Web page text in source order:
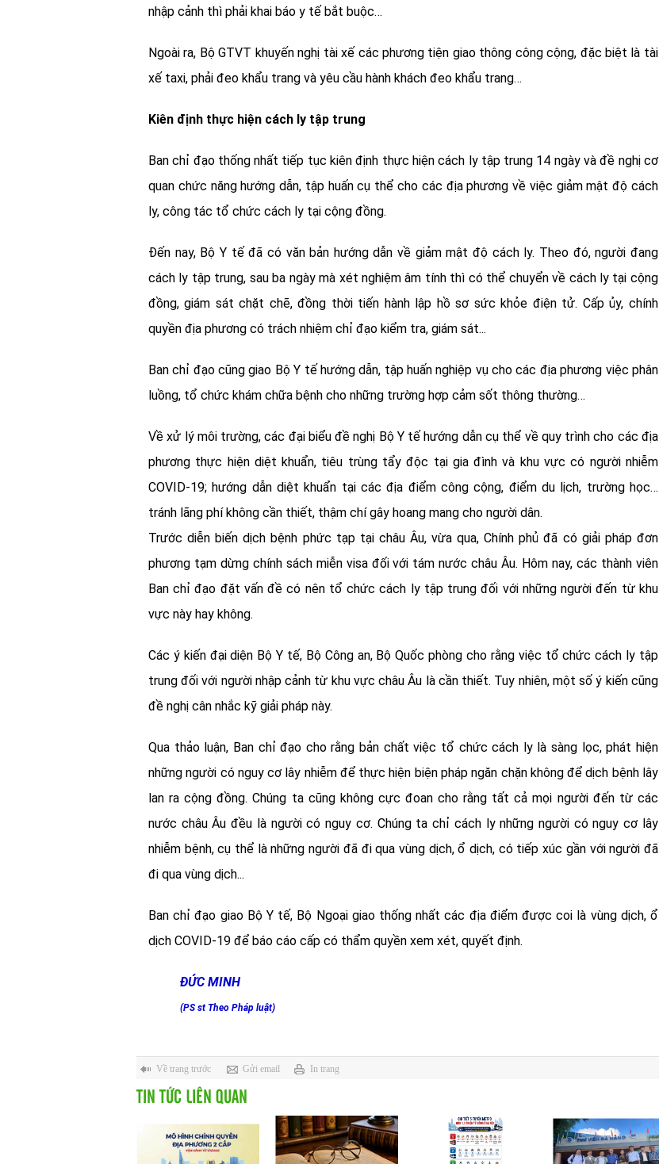
nhập cảnh thì phải khai báo y tế bắt buộc…
Ngoài ra, Bộ GTVT khuyến nghị tài xế các phương tiện giao thông công cộng, đặc biệt là tài
xế taxi, phải đeo khẩu trang và yêu cầu hành khách đeo khẩu trang…
Kiên định thực hiện cách ly tập trung
Ban chỉ đạo thống nhất tiếp tục kiên định thực hiện cách ly tập trung 14 ngày và đề nghị cơ
quan chức năng hướng dẫn, tập huấn cụ thể cho các địa phương về việc giảm mật độ cách
ly, công tác tổ chức cách ly tại cộng đồng.
Đến nay, Bộ Y tế đã có văn bản hướng dẫn về giảm mật độ cách ly. Theo đó, người đang
cách ly tập trung, sau ba ngày mà xét nghiệm âm tính thì có thể chuyển về cách ly tại cộng
đồng, giám sát chặt chẽ, đồng thời tiến hành lập hồ sơ sức khỏe điện tử. Cấp ủy, chính
quyền địa phương có trách nhiệm chỉ đạo kiểm tra, giám sát...
Ban chỉ đạo cũng giao Bộ Y tế hướng dẫn, tập huấn nghiệp vụ cho các địa phương việc phân
luồng, tổ chức khám chữa bệnh cho những trường hợp cảm sốt thông thường…
Về xử lý môi trường, các đại biểu đề nghị Bộ Y tế hướng dẫn cụ thể về quy trình cho các địa
phương thực hiện diệt khuẩn, tiêu trùng tẩy độc tại gia đình và khu vực có người nhiễm
COVID-19; hướng dẫn diệt khuẩn tại các địa điểm công cộng, điểm du lịch, trường học…
tránh lãng phí không cần thiết, thậm chí gây hoang mang cho người dân.
Trước diễn biến dịch bệnh phức tạp tại châu Âu, vừa qua, Chính phủ đã có giải pháp đơn
phương tạm dừng chính sách miễn visa đối với tám nước châu Âu. Hôm nay, các thành viên
Ban chỉ đạo đặt vấn đề có nên tổ chức cách ly tập trung đối với những người đến từ khu
vực này hay không.
Các ý kiến đại diện Bộ Y tế, Bộ Công an, Bộ Quốc phòng cho rằng việc tổ chức cách ly tập
trung đối với người nhập cảnh từ khu vực châu Âu là cần thiết. Tuy nhiên, một số ý kiến cũng
đề nghị cân nhắc kỹ giải pháp này.
Qua thảo luận, Ban chỉ đạo cho rằng bản chất việc tổ chức cách ly là sàng lọc, phát hiện
những người có nguy cơ lây nhiễm để thực hiện biện pháp ngăn chặn không để dịch bệnh lây
lan ra cộng đồng. Chúng ta cũng không cực đoan cho rằng tất cả mọi người đến từ các
nước châu Âu đều là người có nguy cơ. Chúng ta chỉ cách ly những người có nguy cơ lây
nhiễm bệnh, cụ thể là những người đã đi qua vùng dịch, ổ dịch, có tiếp xúc gần với người đã
đi qua vùng dịch...
Ban chỉ đạo giao Bộ Y tế, Bộ Ngoại giao thống nhất các địa điểm được coi là vùng dịch, ổ
dịch COVID-19 để báo cáo cấp có thẩm quyền xem xét, quyết định.
ĐỨC MINH
(PS st Theo Pháp luật)
Về trang trước Gửi email In trang
TIN TỨC LIÊN QUAN